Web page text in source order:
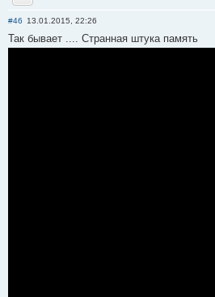
Отправить личное сообщение
#46 13.01.2015, 22:26
Так бывает .... Странная штука память